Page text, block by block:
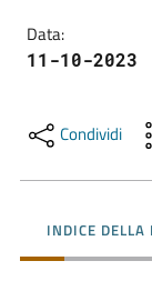
Tutelare
e
Consumatore
L'impresa
Data:
11-10-2023
Condividi
INDICE DELLA